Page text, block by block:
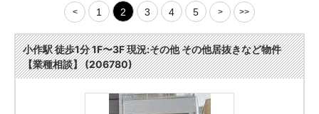
< 1 2 3 4 5 > >>
小作駅 徒歩1分 1F〜3F 現況:その他 その他居抜きなど物件
【業種相談】 (206780)